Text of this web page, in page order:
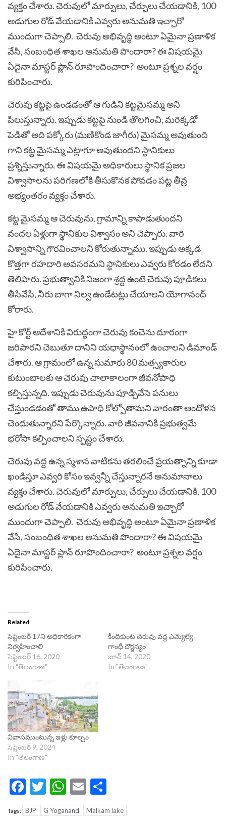
వ్యక్తం చేశారు. చెరువులో మార్పులు, చేర్పులు చేయడానికి, 100
అడుగుల రోడ్ వేయడానికి ఎవ్వరు అనుమతి ఇచ్చారో
ముందుగా చెప్పాలి. చెరువు అభివృద్ధి అంటూ ఏమైనా ప్రణాళిక
వేసి, సంబంధిత శాఖల అనుమతి పొందారా? ఈ విషయమై
ఏదైనా మాస్టర్ ప్లాన్ రూపొందించారా? అంటూ ప్రశ్నల వర్షం
కురిపించారు.
చెరువు కట్టపై ఉండడంతో ఆ గుడిని కట్టమైసమ్మ అని
పిలుస్తున్నారు. ఇప్పుడు కట్టపై నుండి తొలగించి, మరెక్కడో
పెడితో అది పక్కోరు (మణికొండ జాగీరు) మైసమ్మ అవుతుంది
గాని కట్ట మైసమ్మ ఎట్లాగూ అవుతుందని స్థానికులు
ప్రశ్నిస్తున్నారు. ఈ విషయమై అధికారులు స్థానిక ప్రజల
విశ్వాసాలను పరిగణలోకి తీసుకొనక పోవడం పట్ల తీవ్ర
అభ్యంతరం వ్యక్తం చేశారు.
కట్ట మైసమ్మ ఆ చెరువును, గ్రామాన్ని కాపాడుతుందని
వందల ఏళ్లుగా స్థానికుల విశ్వాసం అని చెప్పారు. వారి
విశ్వాసాన్ని గౌరవించాలని కోరుతున్నాము. ఇప్పుడు అక్కడ
కొత్తగా రహదారి అవసరమని స్థానికులు ఎవ్వరు కోరడం లేదని
తెలిపారు. ప్రభుత్వానికి నిజంగా శ్రద్ద ఉంటె చెరువు పూడికలు
తీసివేసి, నీరు బాగా నిల్వ ఉండేటట్లు చేయాలని యోగానంద్
కోరారు.
హై కోర్ట్ ఆదేశానికి విరుద్ధంగా చెరువు కంచెను దూరంగా
జరిపారని చెబుతూ దానిని యధాస్థానంలో ఉంచాలని డిమాండ్
చేశారు. ఆ గ్రామంలో ఉన్న సుమారు 80 మత్స్యకారుల
కుటుంబాలకు ఆ చెరువు చాలాకాలంగా జీవనోపాధి
కల్పిస్తున్నది. ఇప్పుడు చెరువును పూడ్చివేసె పనులు
చేస్తుండడంతో తాము ఉపాధి కోల్పోతామని వారంతా ఆందోళన
చెందుతున్నారని పేర్కొన్నారు. వారి జీవనానికి ప్రభుత్వమే
భరోసా కల్పించాలని స్పష్టం చేశారు.
చెరువు వద్ద ఉన్న స్మశాన వాటికను తరలించే ప్రయత్నాన్ని కూడా
ఖండిస్తూ ఎవ్వరి కోసం ఇవ్వన్నీ చేస్తున్నారనే అనుమానాలు
వ్యక్తం చేశారు. చెరువులో మార్పులు, చేర్పులు చేయడానికి, 100
అడుగుల రోడ్ వేయడానికి ఎవ్వరు అనుమతి ఇచ్చారో
ముందుగా చెప్పాలి. చెరువు అభివృద్ధి అంటూ ఏమైనా ప్రణాళిక
వేసి, సంబంధిత శాఖల అనుమతి పొందారా? ఈ విషయమై
ఏదైనా మాస్టర్ ప్లాన్ రూపొందించారా? అంటూ ప్రశ్నల వర్షం
కురిపించారు.
Related
సెప్టెంబర్ 17ని అధికారికంగా
నిర్వహించాలి
సెప్టెంబర్ 16, 2020
In "తెలంగాణ"
కిందికుంట చెరువు వద్ద ఎమ్యెల్యే
గాంధీ దౌర్జన్యం
జూన్ 14, 2020
In "తెలంగాణ"
నివాసముంటున్న ఇళ్లు కూల్చం
సెప్టెంబర్ 9, 2024
In "తెలంగాణ"
Facebook
Twitter
WhatsApp
Email
Tags: BJP G Yoganand Malkam lake